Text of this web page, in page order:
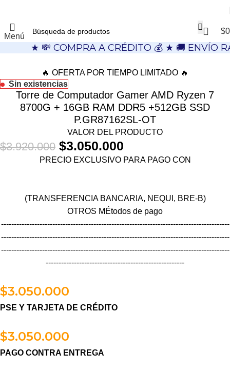
Menú
$0
★ 💸 COMPRA A CRÉDITO 💰 ★ 🚚 ENVÍO
🔥 OFERTA POR TIEMPO LIMITADO 🔥
Sin existencias
Torre de Computador Gamer AMD Ryzen 7
8700G + 16GB RAM DDR5 +512GB SSD
P.GR87162SL-OT
VALOR DEL PRODUCTO
$3.920.000 $3.050.000
PRECIO EXCLUSIVO PARA PAGO CON
(TRANSFERENCIA BANCARIA, NEQUI, BRE-B)
OTROS MÉtodos de pago
-----------------------------------------------------------------------------------------
-----------------------------------------------------------------------------------------
-----------------------------------------------------------------------------------------
------------------------------------------------------
$3.050.000
PSE Y TARJETA DE CRÉDITO
$3.050.000
PAGO CONTRA ENTREGA